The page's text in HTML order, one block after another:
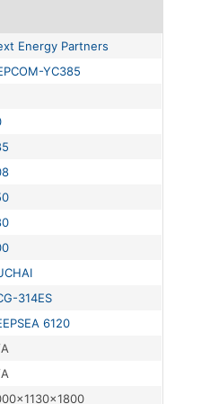
Energy Partners
YC385
314ES
6120